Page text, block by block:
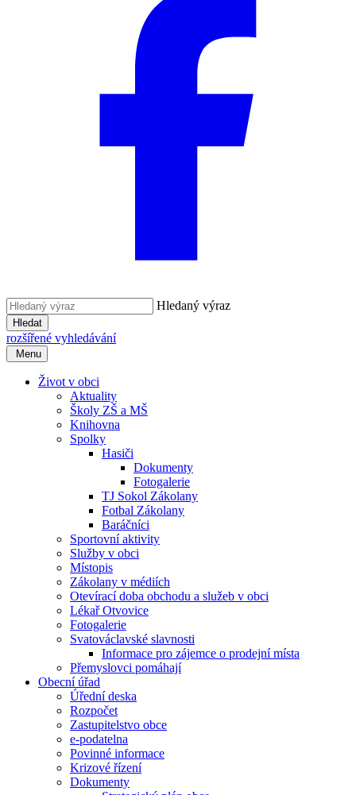
Hledaný výraz
Hledat
rozšířené vyhledávání
Menu
Život v obci
Aktuality
Školy ZŠ a MŠ
Knihovna
Spolky
Hasiči
Dokumenty
Fotogalerie
TJ Sokol Zákolany
Fotbal Zákolany
Baráčníci
Sportovní aktivity
Služby v obci
Místopis
Zákolany v médiích
Otevírací doba obchodu a služeb v obci
Lékař Otvovice
Fotogalerie
Svatováclavské slavnosti
Informace pro zájemce o prodejní místa
Přemyslovci pomáhají
Obecní úřad
Úřední deska
Rozpočet
Zastupitelstvo obce
e-podatelna
Povinné informace
Krizové řízení
Dokumenty